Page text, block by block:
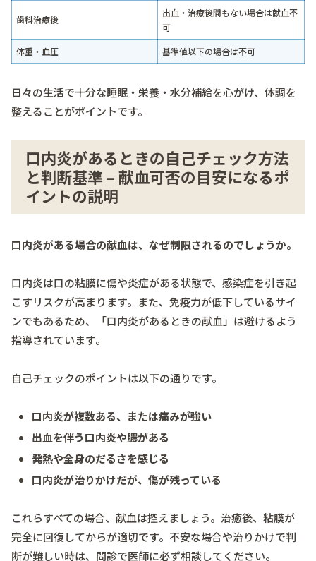
歯科治療後
出血・治療後間もない場合は献血不
可
体重・血圧
基準値以下の場合は不可
日々の生活で十分な睡眠・栄養・水分補給を心がけ、体調を
整えることがポイントです。
口内炎があるときの自己チェック方法
と判断基準 – 献血可否の目安になるポ
イントの説明
口内炎がある場合の献血は、なぜ制限されるのでしょうか。
口内炎は口の粘膜に傷や炎症がある状態で、感染症を引き起
こすリスクが高まります。また、免疫力が低下しているサイ
ンでもあるため、「口内炎があるときの献血」は避けるよう
指導されています。
自己チェックのポイントは以下の通りです。
口内炎が複数ある、または痛みが強い
出血を伴う口内炎や膿がある
発熱や全身のだるさを感じる
口内炎が治りかけだが、傷が残っている
これらすべての場合、献血は控えましょう。治癒後、粘膜が
完全に回復してからが適切です。不安な場合や治りかけで判
断が難しい時は、問診で医師に必ず相談してください。